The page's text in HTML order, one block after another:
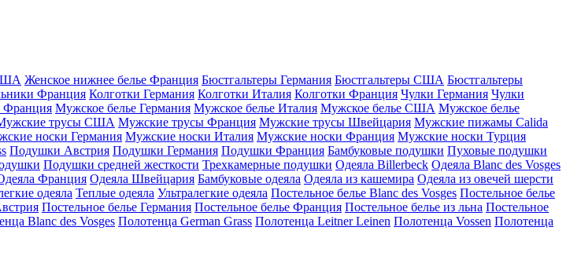
Женское нижнее белье Франция Бюстгальтеры Германия Бюстгальтеры США Бюстгальтеры
Франция Колготки Германия Колготки Италия Колготки Франция Чулки Германия Чулки
Франция Мужское белье Германия Мужское белье Италия Мужское белье США Мужское белье
трусы США Мужские трусы Франция Мужские трусы Швейцария Мужские пижамы Calida
носки Германия Мужские носки Италия Мужские носки Франция Мужские носки Турция
Подушки Австрия Подушки Германия Подушки Франция Бамбуковые подушки Пуховые подушки
Подушки средней жесткости Трехкамерные подушки Одеяла Billerbeck Одеяла Blanc des Vosges
Франция Одеяла Швейцария Бамбуковые одеяла Одеяла из кашемира Одеяла из овечей шерсти
одеяла Теплые одеяла Ультралегкие одеяла Постельное белье Blanc des Vosges Постельное белье
Постельное белье Германия Постельное белье Франция Постельное белье из льна Постельное
Blanc des Vosges Полотенца German Grass Полотенца Leitner Leinen Полотенца Vossen Полотенца